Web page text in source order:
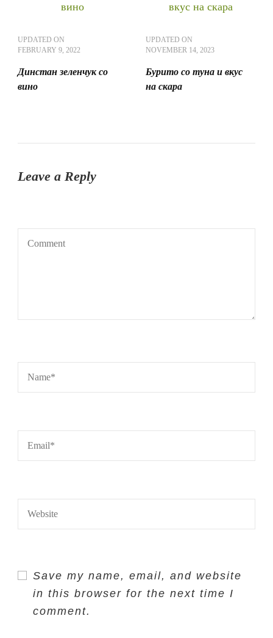
UPDATED ON
FEBRUARY 9, 2022
Динстан зеленчук со
вино
UPDATED ON
NOVEMBER 14, 2023
Бурито со туна и вкус
на скара
Leave a Reply
Save my name, email, and website
in this browser for the next time I
comment.